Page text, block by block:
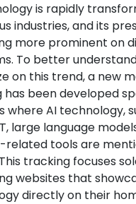
is rapidly
industries, and its
more prominent on
To better
on this trend, a new
has been developed
where AI technology,
large language
related tools are
tracking focuses
websites that
directly on their